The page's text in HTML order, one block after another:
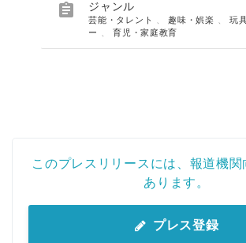
 ジャンル
芸能・タレント 、趣味・娯楽
玩
ー
、育児・家庭教育
このプレスリリースには、報道機
あります。
プレス登録